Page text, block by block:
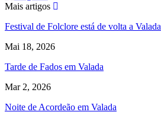
Mais artigos
Festival de Folclore está de volta a Valada
Mai 18, 2026
Tarde de Fados em Valada
Mar 2, 2026
Noite de Acordeão em Valada